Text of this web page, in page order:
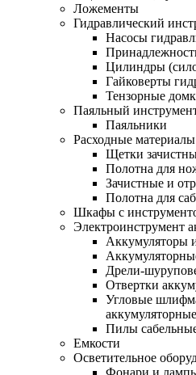
Ложементы
Гидравлический
Насосы
Цилиндры
Гайковерты
Тензорные
Паяльный
Паяльники
Расходные материалы
Щетки
Полотна для
Зачистные и
Полотна для
Шкафы с
Электроинструмент
Аккумуляторы
Дрели-
Отвертки
Угловые
аккумуляторные
Пилы
Емкости
Осветительное